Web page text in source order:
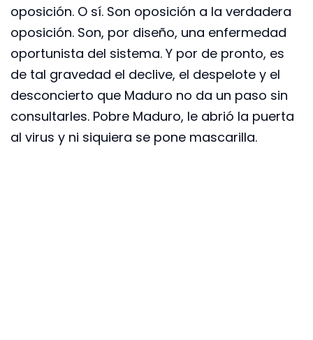
oposición. O sí. Son oposición a la verdadera
oposición. Son, por diseño, una enfermedad
oportunista del sistema. Y por de pronto, es
de tal gravedad el declive, el despelote y el
desconcierto que Maduro no da un paso sin
consultarles. Pobre Maduro, le abrió la puerta
al virus y ni siquiera se pone mascarilla.